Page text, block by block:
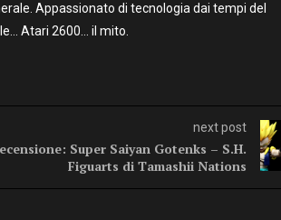
Appassionato di tecnologia dai tempi del
Atari 2600… il mito.
next post
Super Saiyan Gotenks – S.H.
Figuarts di Tamashii Nations